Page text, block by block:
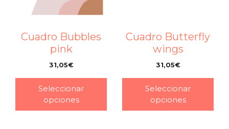
Cuadro Bubbles
pink
31,05€
Seleccionar
opciones
Cuadro Butterfly
wings
31,05€
Seleccionar
opciones